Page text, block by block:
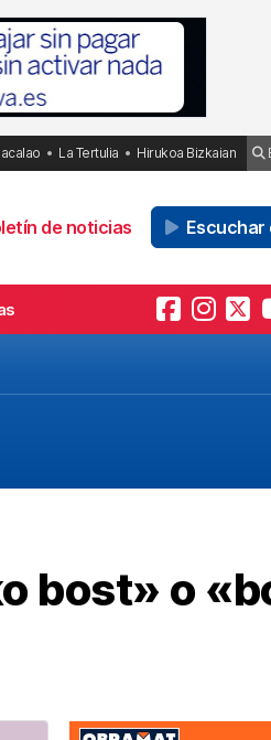
La Tertulia Hirukoa Bizkaian
de noticias
bost» o